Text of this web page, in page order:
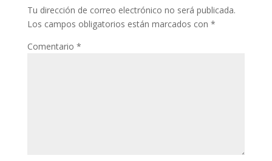
Tu dirección de correo electrónico no será publicada.
Los campos obligatorios están marcados con *
Comentario *